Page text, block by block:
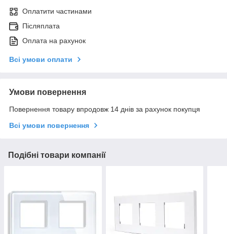
Оплатити частинами
Післяплата
Оплата на рахунок
Всі умови оплати
Умови повернення
Повернення товару впродовж 14 днів за рахунок покупця
Всі умови повернення
Подібні товари компанії